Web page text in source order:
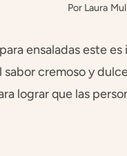
Por Laura
ensaladas este
cremoso y
lograr que las